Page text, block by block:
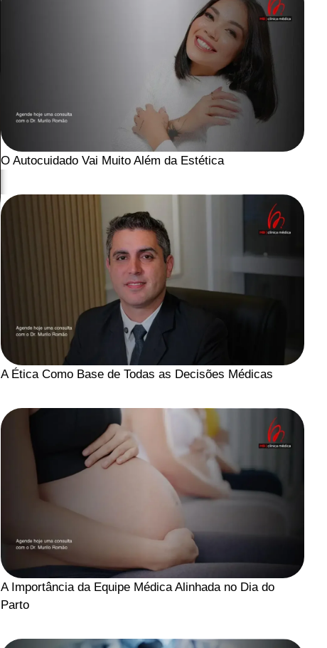
O Autocuidado Vai Muito Além da Estética
A Ética Como Base de Todas as Decisões Médicas
A Importância da Equipe Médica Alinhada no Dia do
Parto